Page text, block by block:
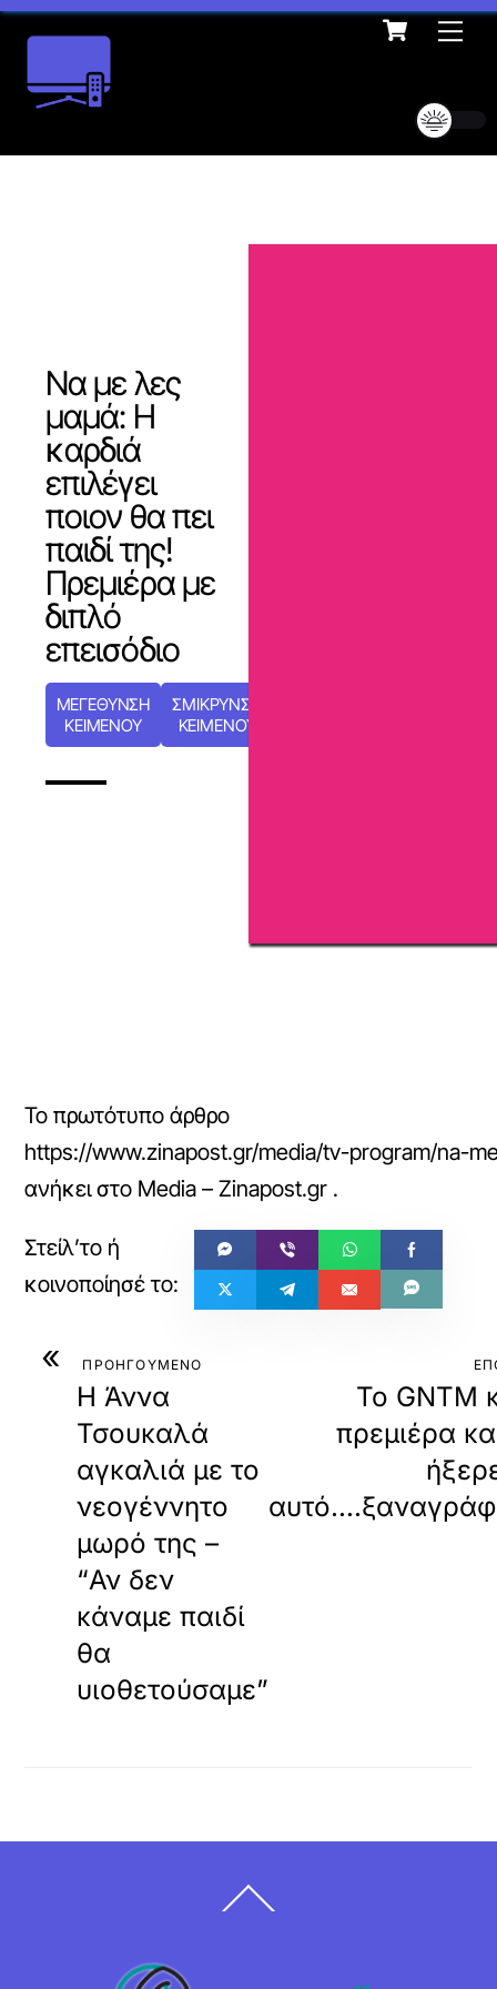
Skip
content
Cart
Να με λες
μαμά: Η
καρδιά
επιλέγει
ποιον θα πει
παιδί της!
Πρεμιέρα με
διπλό
επεισόδιο
ΜΕΓΕΘΥΝΣΗ
ΚΕΙΜΕΝΟΥ
ΣΜΙΚΡΥΝΣΗ
ΚΕΙΜΕΝΟΥ
Το πρωτότυπο άρθρο
https://www.zinapost.gr/media/tv-program/na-
ανήκει στο Media – Zinapost.gr .
« ΠΡΟΗΓΟΥΜΕΝΟ
Η Άννα
Τσουκαλά
αγκαλιά με το
νεογέννητο
μωρό της –
“Αν δεν
κάναμε παιδί
θα
υιοθετούσαμε”
Το GNTM
πρεμιέρα
To